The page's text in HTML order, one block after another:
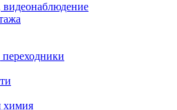
химия